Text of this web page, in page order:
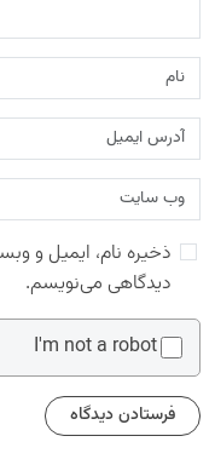
ذخیره نام، ایمیل و
دیدگاهی می‌نویسم.
I'm not a robot